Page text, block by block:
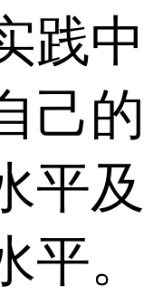
践中
己的
平及
平。